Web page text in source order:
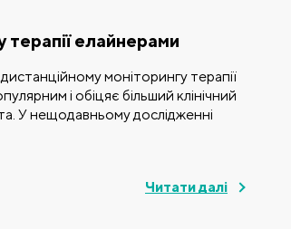
терапії елайнерами
моніторингу терапії
і обіцяє більший клінічний
У нещодавньому дослідженні
Читати далі